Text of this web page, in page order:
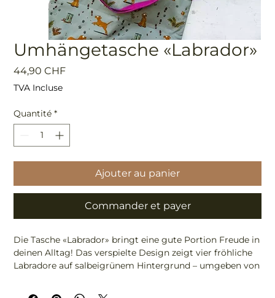
Umhängetasche «Labrador»
44,90 CHFPrix
TVA Incluse
Quantité *
Ajouter au panier
Commander et payer
Die Tasche «Labrador» bringt eine gute Portion Freude in
deinen Alltag! Das verspielte Design zeigt vier fröhliche
Labradore auf salbeigrünem Hintergrund – umgeben von
einen oder anderen Gummistiefel. Ein liebevolles Porträt